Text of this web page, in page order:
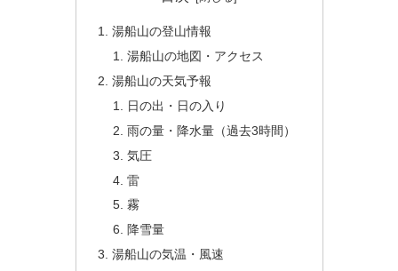
湯船山の登山情報
湯船山の地図・アクセス
湯船山の天気予報
日の出・日の入り
雨の量・降水量（過去3時間）
気圧
雷
霧
降雪量
湯船山の気温・風速